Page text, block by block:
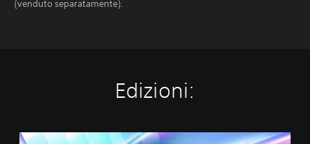
(venduto separatamente).
Edizioni:
E